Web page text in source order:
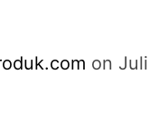
on Juli